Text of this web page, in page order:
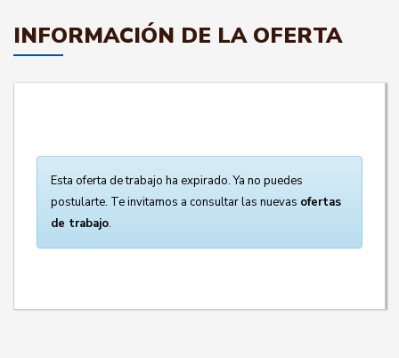
INFORMACIÓN DE LA OFERTA
Esta oferta de trabajo ha expirado. Ya no puedes
postularte. Te invitamos a consultar las nuevas ofertas
de trabajo.